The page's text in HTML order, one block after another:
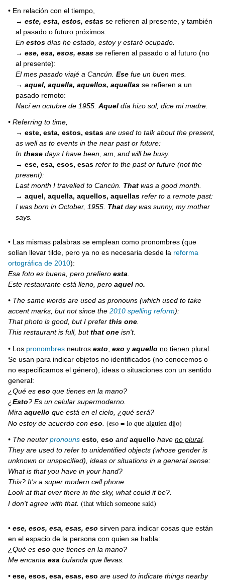
• En relación con el tiempo,
→este, esta, estos, estas se refieren al presente, y también
al pasado o futuro próximos:
Enestos días he estado, estoy y estaré ocupado.
→ese, esa, esos, esas se refieren al pasado o al futuro (no
al presente):
El mes pasado viajé a Cancún.Ese fue un buen mes.
→aquel, aquella, aquellos, aquellas se refieren a un
pasado remoto:
Nací en octubre de 1955.Aquel día hizo sol, dice mi madre.
• Referring to time,
→este, esta, estos, estas are used to talk about the present,
as well as to events in the near past or future:
Inthese days I have been, am, and will be busy.
→ese, esa, esos, esas refer to the past or future (not the
present):
Last month I travelled to Cancún. That was a good month.
→aquel, aquella, aquellos, aquellas refer to a remote past:
I was born in October, 1955. That day was sunny, my mother
says.
• Las mismas palabras se emplean como pronombres (que
solían llevar tilde, pero ya no es necesaria desde la reforma
ortográfica de 2010):
Esa foto es buena, pero prefiero esta
Este restaurante está lleno, pero aquelno.
• The same words are used as pronouns (which used to take
accent marks, but not since the2010 spelling reform):
That photo is good, but I preferthis one.
This restaurant is full, butthat one isn't.
• Los pronombres neutrosesto ,eso yaquello no tienen plural
Se usan para indicar objetos no identificados (no conocemos o
no especificamos el género), ideas o situaciones con un sentido
general:
¿Qué eseso que tienes en la mano?
¿Esto? Es un celular supermoderno.
Miraaquello que está en el cielo, ¿qué será?
No estoy de acuerdo coneso .(eso = lo que alguien dijo)
• The neuterpronouns esto,eso andaquello haveno plural.
They are used to refer to unidentified objects (whose gender is
unknown or unspecified), ideas or situations in a general sense:
What is that you have in your hand?
This? It's a super modern cell phone.
Look at that over there in the sky, what could it be?.
I don't agree with that.(that which someone said)
•ese, esos, esa, esas, eso sirven para indicar cosas que están
en el espacio de la persona con quien se habla:
¿Qué eseso que tienes en la mano?
Me encantaesa bufanda que llevas.
•ese, esos, esa, esas, eso are used to indicate things nearby